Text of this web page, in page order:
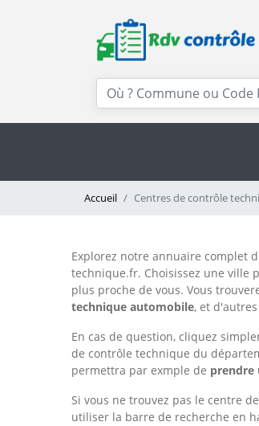
Accueil Centres de contrôle
Explorez notre annuaire complet
technique.fr. Choisissez une ville
plus proche de vous. Vous
technique automobile, et
En cas de question, cliquez
de contrôle technique du
permettra par exmple de prendre
Si vous ne trouvez pas le centre
utiliser la barre de recherche en